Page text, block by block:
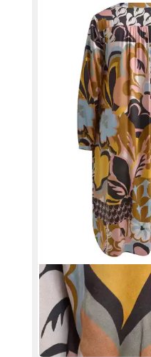
MILANO ITALY
Blusenkleid
ROUNDNEC
99,90 € UVP 129,99 €
-23%